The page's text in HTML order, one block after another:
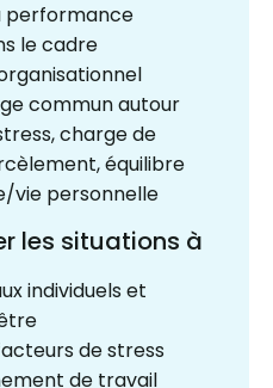
performance
le cadre
commun autour
charge de
équilibre
vie personnelle
les situations à
individuels et
de stress
de travail